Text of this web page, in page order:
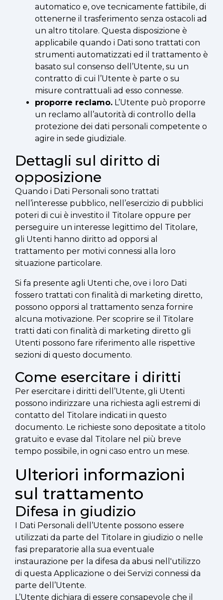
automatico e, ove tecnicamente fattibile, di
ottenerne il trasferimento senza ostacoli ad
un altro titolare. Questa disposizione è
applicabile quando i Dati sono trattati con
strumenti automatizzati ed il trattamento è
basato sul consenso dell’Utente, su un
contratto di cui l’Utente è parte o su
misure contrattuali ad esso connesse.
proporre reclamo. L’Utente può proporre
un reclamo all’autorità di controllo della
protezione dei dati personali competente o
agire in sede giudiziale.
Dettagli sul diritto di
opposizione
Quando i Dati Personali sono trattati
nell’interesse pubblico, nell’esercizio di pubblici
poteri di cui è investito il Titolare oppure per
perseguire un interesse legittimo del Titolare,
gli Utenti hanno diritto ad opporsi al
trattamento per motivi connessi alla loro
situazione particolare.
Si fa presente agli Utenti che, ove i loro Dati
fossero trattati con finalità di marketing diretto,
possono opporsi al trattamento senza fornire
alcuna motivazione. Per scoprire se il Titolare
tratti dati con finalità di marketing diretto gli
Utenti possono fare riferimento alle rispettive
sezioni di questo documento.
Come esercitare i diritti
Per esercitare i diritti dell’Utente, gli Utenti
possono indirizzare una richiesta agli estremi di
contatto del Titolare indicati in questo
documento. Le richieste sono depositate a titolo
gratuito e evase dal Titolare nel più breve
tempo possibile, in ogni caso entro un mese.
Ulteriori informazioni
sul trattamento
Difesa in giudizio
I Dati Personali dell’Utente possono essere
utilizzati da parte del Titolare in giudizio o nelle
fasi preparatorie alla sua eventuale
instaurazione per la difesa da abusi nell'utilizzo
di questa Applicazione o dei Servizi connessi da
parte dell’Utente.
L’Utente dichiara di essere consapevole che il